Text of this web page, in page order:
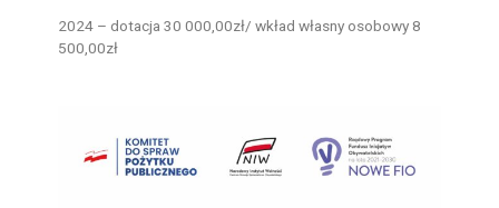
2024 – dotacja 30 000,00zł/ wkład własny osobowy 8
500,00zł